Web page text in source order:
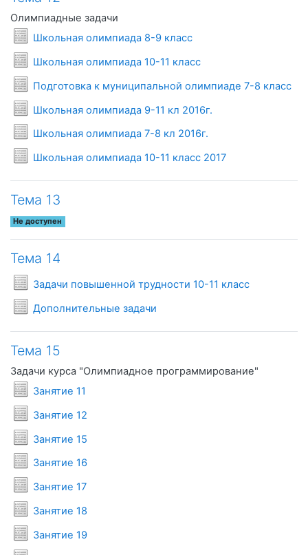
Олимпиадные задачи
Школьная олимпиада 8-9 классУсловия задач
Школьная олимпиада 10-11 классУсловия задач
Подготовка к муниципальной олимпиаде 7-8 класс
Школьная олимпиада 9-11 кл 2016г.Условия задач
Школьная олимпиада 7-8 кл 2016г.Условия задач
Школьная олимпиада 10-11 класс 2017Условия задач
Тема 13
Не доступен
Тема 14
Задачи повышенной трудности 10-11 классУсловия задач
Дополнительные задачиУсловия задач
Тема 15
Задачи курса "Олимпиадное программирование"
Занятие 11Условия задач
Занятие 12Условия задач
Занятие 15Условия задач
Занятие 16Условия задач
Занятие 17Условия задач
Занятие 18Условия задач
Занятие 19Условия задач